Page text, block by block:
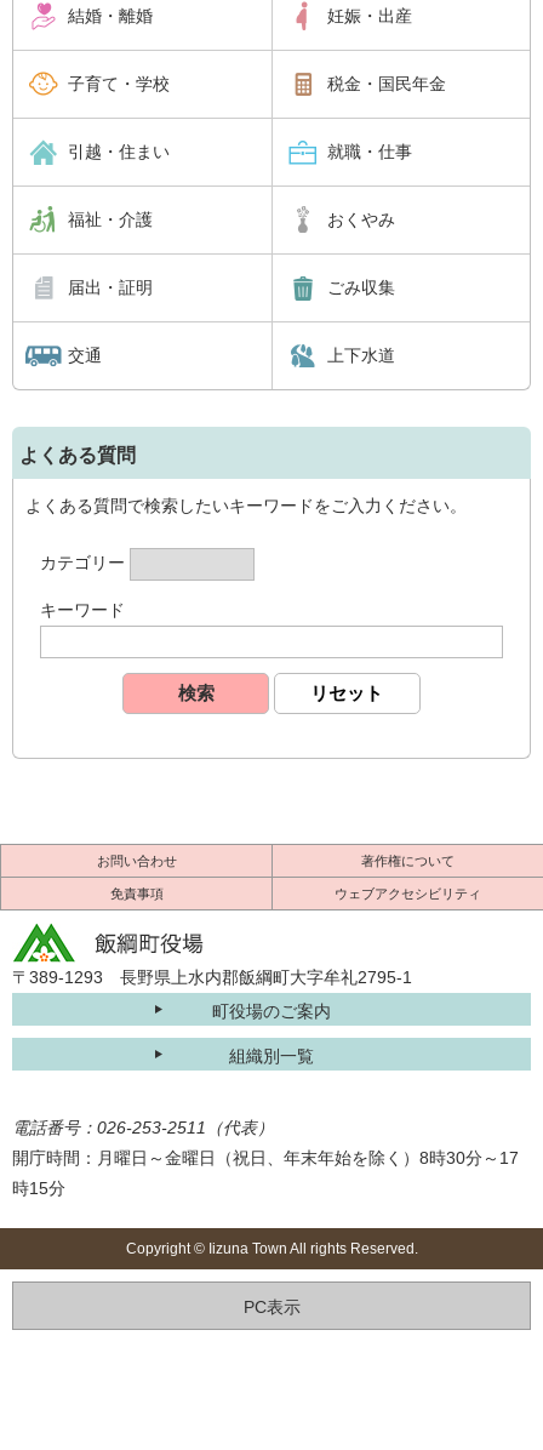
結婚・離婚 妊娠・出産
子育て・学校 税金・国民年金
引越・住まい 就職・仕事
福祉・介護 おくやみ
届出・証明 ごみ収集
交通 上下水道
よくある質問
よくある質問で検索したいキーワードをご入力ください。
カテゴリー
キーワード
お問い合わせ 著作権について
免責事項 ウェブアクセシビリティ
〒389-1293 長野県上水内郡飯綱町大字牟礼2795-1
町役場のご案内
組織別一覧
電話番号：026-253-2511（代表）
開庁時間：月曜日～金曜日（祝日、年末年始を除く）8時30分～17
時15分
Copyright © Iizuna Town All rights Reserved.
PC表示